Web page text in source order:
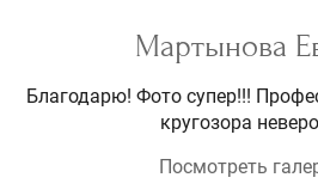
Мартынова
Благодарю! Фото супер!!!
кругозора
Посмотреть